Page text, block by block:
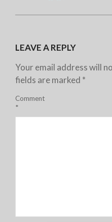
LEAVE A REPLY
Your email address will
fields are marked *
Comment
*